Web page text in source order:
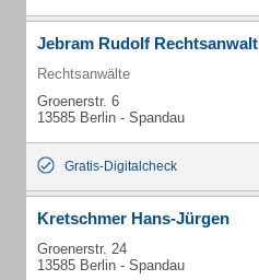
Jebram Rudolf Rechtsanwalt
Rechtsanwälte
Groenerstr. 6
13585 Berlin - Spandau
Gratis-Digitalcheck
Kretschmer Hans-Jürgen
Groenerstr. 24
13585 Berlin - Spandau